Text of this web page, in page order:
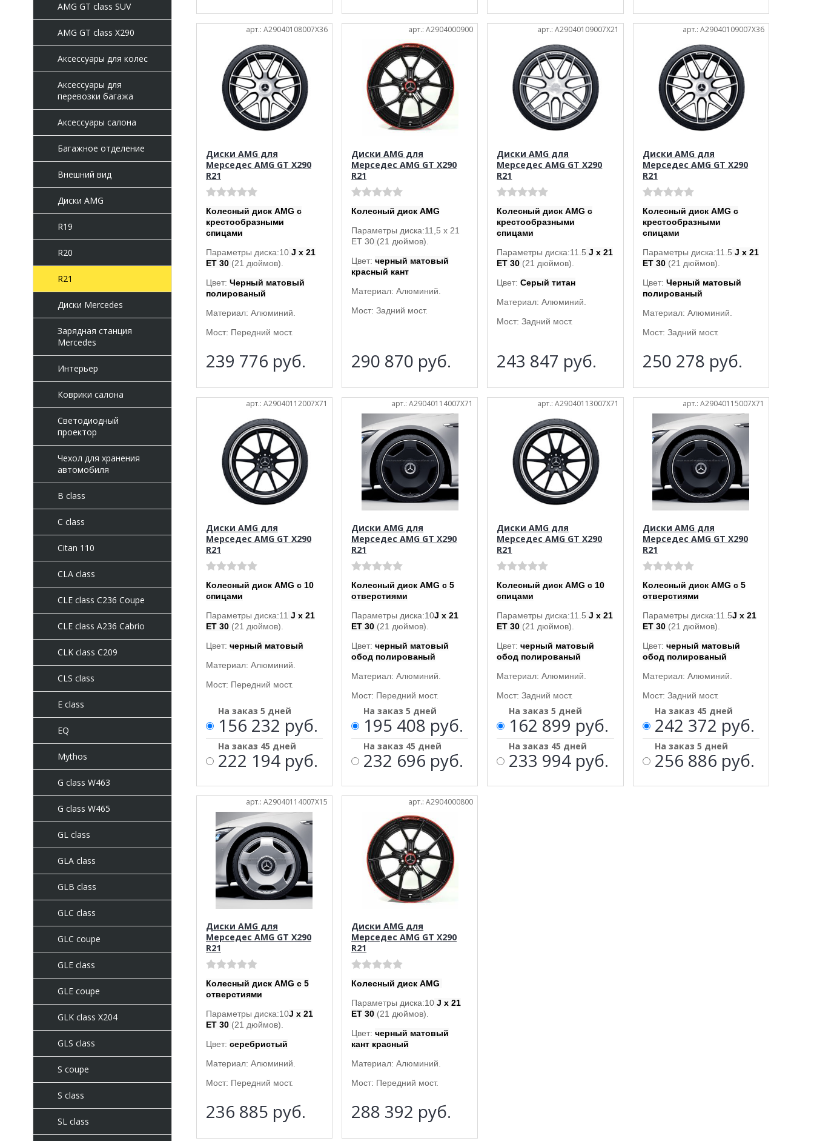
AMG GT class SUV
AMG GT class X290
Аксессуары для колес
Аксессуары для
перевозки багажа
Аксессуары салона
Багажное отделение
Внешний вид
Диски AMG
R19
R20
R21
Диски Mercedes
Зарядная станция
Mercedes
Интерьер
Коврики салона
Светодиодный
проектор
Чехол для хранения
автомобиля
B class
C class
Citan 110
CLA class
CLE class C236 Coupe
CLE class A236 Cabrio
CLK class C209
CLS class
E class
EQ
Mythos
G class W463
G class W465
GL class
GLA class
GLB class
GLC class
GLC coupe
GLE class
GLE coupe
GLK class X204
GLS class
S coupe
S class
SL class
арт.: A29040108007X36
Диски AMG для
Мерседес AMG GT X290
R21
Колесный диск AMG с
крестообразными
спицами
Параметры диска:10J x 21
ET 30 (21 дюймов).
Цвет: Черный матовый
полированый
Материал: Алюминий.
Мост: Передний мост.
239 776 руб.
арт.: A2904000900
Диски AMG для
Мерседес AMG GT X290
R21
Колесный диск AMG
Параметры диска:11,5 x 21
ET 30 (21 дюймов).
Цвет:черный матовый
красный кант
Материал: Алюминий.
Мост: Задний мост.
290 870 руб.
арт.: A29040109007X21
Диски AMG для
Мерседес AMG GT X290
R21
Колесный диск AMG с
крестообразными
спицами
Параметры диска:11.5 J x 21
ET 30 (21 дюймов).
Цвет:Серый титан
Материал: Алюминий.
Мост: Задний мост.
243 847 руб.
арт.: A29040109007X36
Диски AMG для
Мерседес AMG GT X290
R21
Колесный диск AMG с
крестообразными
спицами
Параметры диска:11.5 J x 21
ET 30 (21 дюймов).
Цвет: Черный матовый
полированый
Материал: Алюминий.
Мост: Задний мост.
250 278 руб.
арт.: A29040112007X71
Диски AMG для
Мерседес AMG GT X290
R21
Колесный диск AMG с 10
спицами
Параметры диска:11 J x 21
ET 30 (21 дюймов).
Цвет: черный матовый
Материал: Алюминий.
Мост: Передний мост.
На заказ 5 дней
156 232 руб.
На заказ 45 дней
222 194 руб.
арт.: A29040114007X71
Диски AMG для
Мерседес AMG GT X290
R21
Колесный диск AMG с 5
отверстиями
Параметры диска:10J x 21
ET 30 (21 дюймов).
Цвет:черный матовый
обод полированый
Материал: Алюминий.
Мост: Передний мост.
На заказ 5 дней
195 408 руб.
На заказ 45 дней
232 696 руб.
арт.: A29040113007X71
Диски AMG для
Мерседес AMG GT X290
R21
Колесный диск AMG с 10
спицами
Параметры диска:11.5 J x 21
ET 30 (21 дюймов).
Цвет:черный матовый
обод полированый
Материал: Алюминий.
Мост: Задний мост.
На заказ 5 дней
162 899 руб.
На заказ 45 дней
233 994 руб.
арт.: A29040115007X71
Диски AMG для
Мерседес AMG GT X290
R21
Колесный диск AMG с 5
отверстиями
Параметры диска:11.5J x 21
ET 30 (21 дюймов).
Цвет: черный матовый
обод полированый
Материал: Алюминий.
Мост: Задний мост.
На заказ 45 дней
242 372 руб.
На заказ 5 дней
256 886 руб.
арт.: A29040114007X15
Диски AMG для
Мерседес AMG GT X290
R21
Колесный диск AMG с 5
отверстиями
Параметры диска:10J x 21
ET 30 (21 дюймов).
Цвет: серебристый
Материал: Алюминий.
Мост: Передний мост.
236 885 руб.
арт.: A2904000800
Диски AMG для
Мерседес AMG GT X290
R21
Колесный диск AMG
Параметры диска:10 J x 21
ET 30 (21 дюймов).
Цвет:черный матовый
кант красный
Материал: Алюминий.
Мост: Передний мост.
288 392 руб.